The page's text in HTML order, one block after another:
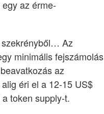
az érme-
szekrényből… Az
minimális fejszámolás
az
éri el a 12-15 US$
token supply-t.